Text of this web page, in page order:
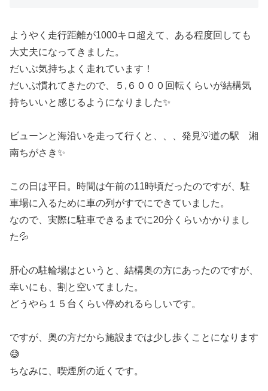
ようやく走行距離が1000キロ超えて、ある程度回しても
大丈夫になってきました。
だいぶ気持ちよく走れています！
だいぶ慣れてきたので、５,６０００回転くらいが結構気
持ちいいと感じるようになりました✨
ビューンと海沿いを走って行くと、、、発見💡道の駅 湘
南ちがさき✨
この日は平日。時間は午前の11時頃だったのですが、駐
車場に入るために車の列がすでにできていました。
なので、実際に駐車できるまでに20分くらいかかりまし
た💦
肝心の駐輪場はというと、結構奥の方にあったのですが、
幸いにも、割と空いてました。
どうやら１５台くらい停めれるらしいです。
ですが、奥の方だから施設までは少し歩くことになります
😅
ちなみに、喫煙所の近くです。